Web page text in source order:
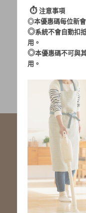
線上客服
線上
服
客服信
⏱︎ 注意事項
◎本優惠碼每位新會
◎系統不會自動扣
用。
◎本優惠碼不可與
用。